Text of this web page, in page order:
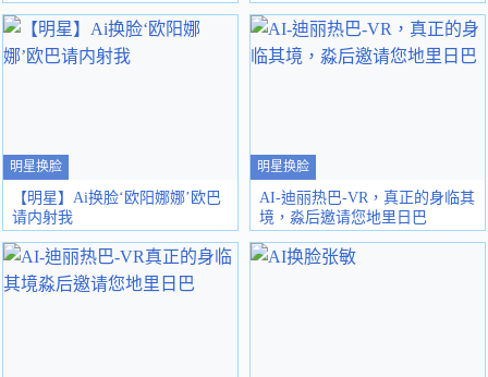
明星换脸
【明星】Ai换脸‘欧阳娜娜’欧巴
请内射我
明星换脸
AI-迪丽热巴-VR，真正的身临其
境，淼后邀请您地里日巴